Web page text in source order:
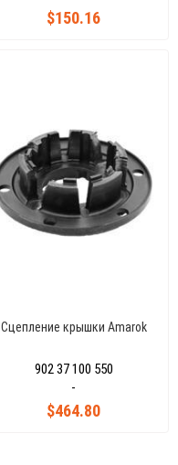
$150.16
Сцепление крышки Amarok
902 37 100 550
$464.80
-